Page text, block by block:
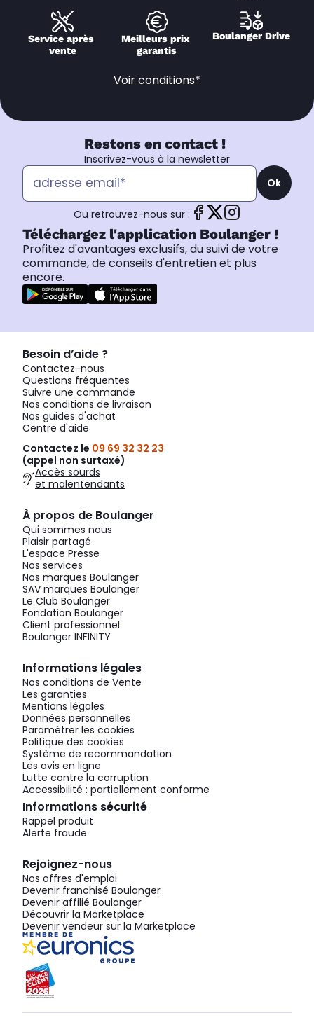
Service après
vente
Meilleurs prix
garantis
Boulanger Drive
Voir conditions*
Restons en contact !
Inscrivez-vous à la newsletter
Ok
Ou retrouvez-nous sur :
Téléchargez l'application Boulanger !
Profitez d'avantages exclusifs, du suivi de votre
commande, de conseils d'entretien et plus
encore.
Besoin d’aide ?
Contactez-nous
Questions fréquentes
Suivre une commande
Nos conditions de livraison
Nos guides d'achat
Centre d'aide
Contactez le 09 69 32 32 23
(appel non surtaxé)
Accès sourds
et malentendants
À propos de Boulanger
Qui sommes nous
Plaisir partagé
L'espace Presse
Nos services
Nos marques Boulanger
SAV marques Boulanger
Le Club Boulanger
Fondation Boulanger
Client professionnel
Boulanger INFINITY
Informations légales
Nos conditions de Vente
Les garanties
Mentions légales
Données personnelles
Paramétrer les cookies
Politique des cookies
Système de recommandation
Les avis en ligne
Lutte contre la corruption
Accessibilité : partiellement conforme
Informations sécurité
Rappel produit
Alerte fraude
Rejoignez-nous
Nos offres d'emploi
Devenir franchisé Boulanger
Devenir affilié Boulanger
Découvrir la Marketplace
Devenir vendeur sur la Marketplace